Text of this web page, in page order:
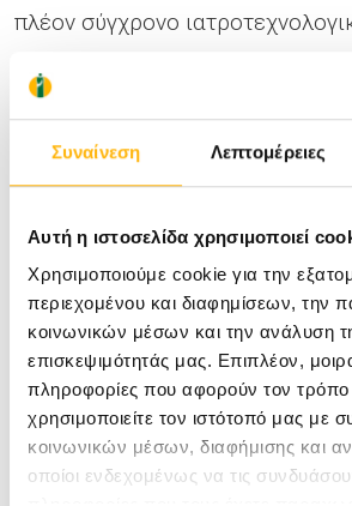
Συναίνεση Λεπτομέρειες
Αυτή η ιστοσελίδα χρησιμοποιεί
Χρησιμοποιούμε cookie για την
περιεχομένου και διαφημίσεων, την
κοινωνικών μέσων και την ανάλυση
επισκεψιμότητάς μας. Επιπλέον,
πληροφορίες που αφορούν τον
χρησιμοποιείτε τον ιστότοπό μας με
κοινωνικών μέσων, διαφήμισης και
οποίοι ενδεχομένως να τις
πλέον σύγχρονο
και µε τη συνδρομή κορυφαίων
συνεργατών όλων των
αποτελώντας σημείο αναφοράς
Περιφέρεια Θεσσαλίας και όχι